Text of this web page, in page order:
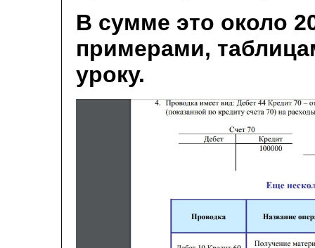
В сумме это около
примерами,
уроку.